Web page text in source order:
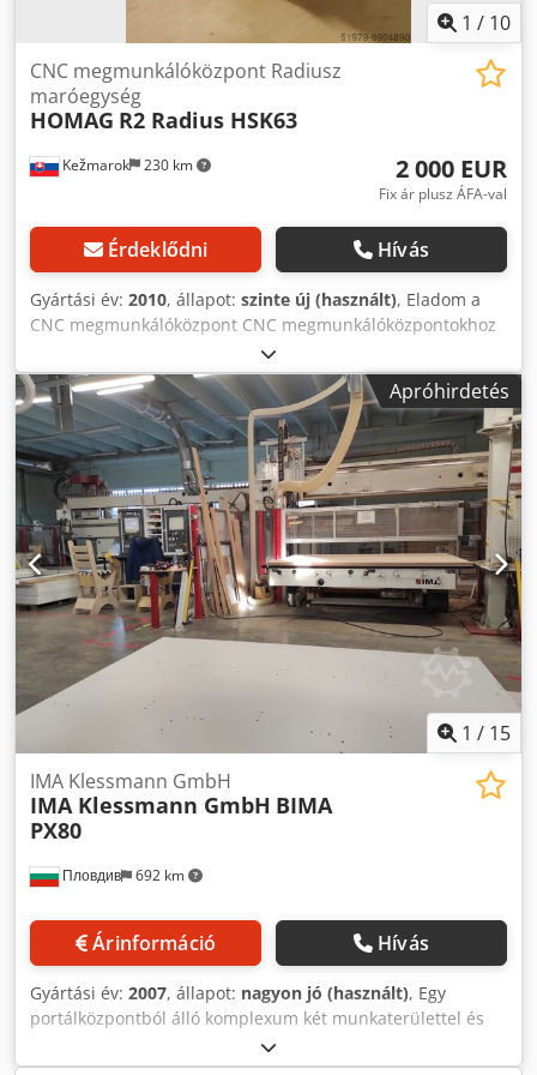
1 / 10
Kežmarok 230 km
CNC megmunkálóközpont Radiusz
maróegység
HOMAG R2 Radius HSK63
2 000 EUR
Fix ár plusz ÁFA-val
Érdeklődni Hívás
Gyártási év: 2010, állapot: szinte új (használt), Eladom a
CNC megmunkálóközpont CNC megmunkálóközpontokhoz
alkalmas élek sugármásoló maróegységét
élmegmunkálással HOMAG, WEEKE, BIESSE, SCM,
MORBIDELLI, HOLZ-HER, IMA, FELDER, MASTERWOOD,
BUSELLATO, stb. számára. n 12.000 fordulat/perc. Sugár
R2mm. HSK63 hozzáállás. Chsdpfx Acohw Db Ie Iea
Ugyanígy elérhető.
Apróhirdetés
1 / 15
Пловдив 692 km
IMA Klessmann GmbH
IMA Klessmann GmbH BIMA
PX80
Árinformáció Hívás
Gyártási év: 2007, állapot: nagyon jó (használt), Egy
portálközpontból álló komplexum két munkaterülettel és
egy 1 munkaasztallal rendelkező nem állomással: - két
munkaorsó 18 foglalatos tárral; bal és jobb oldali és bal